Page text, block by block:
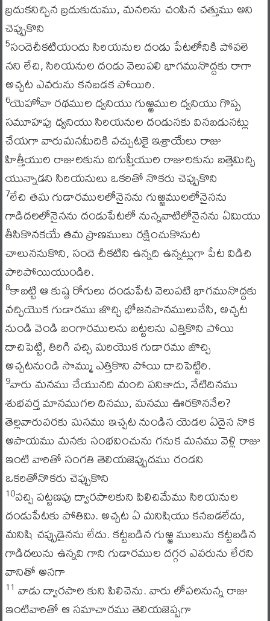
బ్రదుకనిచ్చిన బ్రదుకుదుము, మనలను చంపిన చత్తుము అని
చెప్పుకొని
5సందెచీకటియందు సిరియనుల దండు పేటలోనికి పోవలె
నని లేచి, సిరియనుల దండు వెలుపలి భాగమునొద్దకు రాగా
అచ్చట ఎవరును కనబడక పోయిరి.
6యెహోవా రథముల ధ్వనియు గుఱ్ఱముల ధ్వనియు గొప్ప
సమూహపు ధ్వనియు సిరియనుల దండునకు వినబడునట్లు
చేయగా వారుమనమీదికి వచ్చుటకై ఇశ్రాయేలు రాజు
హిత్తీయుల రాజులకును ఐగుప్తీయుల రాజులకును బత్తెమిచ్చి
యున్నాడని సిరియనులు ఒకరితో నొకరు చెప్పుకొని
7లేచి తమ గుడారములలోనైనను గుఱ్ఱములలోనైనను
గాడిదలలోనైనను దండుపేటలో నున్నవాటిలోనైనను ఏమియు
తీసికొనకయే తమ ప్రాణములు రక్షించుకొనుట
చాలుననుకొని, సందె చీకటిని ఉన్నది ఉన్నట్లుగా పేట విడిచి
పారిపోయియుండిరి.
8కాబట్టి ఆ కుష్ఠ రోగులు దండుపేట వెలుపటి భాగమునొద్దకు
వచ్చియొక గుడారము జొచ్చి భోజనపానములుచేసి, అచ్చట
నుండి వెండి బంగారములను బట్టలను ఎత్తికొని పోయి
దాచిపెట్టి, తిరిగి వచ్చి మరియొక గుడారము జొచ్చి
అచ్చటనుండి సొమ్ము ఎత్తికొని పోయి దాచిపెట్టిరి.
9వారు మనము చేయునది మంచి పనికాదు, నేటిదినము
శుభవర్త మానముగల దినము, మనము ఊరకొననేల?
తెల్లవారువరకు మనము ఇచ్చట నుండిన యెడల ఏదైన నొక
అపాయము మనకు సంభవించును గనుక మనము వెళ్లి రాజు
ఇంటి వారితో సంగతి తెలియజెప్పుదము రండని
ఒకరితోనొకరు చెప్పుకొని
10వచ్చి పట్టణపు ద్వారపాలకుని పిలిచిమేము సిరియనుల
దండుపేటకు పోతివిు. అచ్చట ఏ మనిషియు కనబడలేదు,
మనిషి చప్పుడైనను లేదు. కట్టబడిన గుఱ్ఱ ములును కట్టబడిన
గాడిదలును ఉన్నవి గాని గుడారముల దగ్గర ఎవరును లేరని
వానితో అనగా
11 వాడు ద్వారపాల కుని పిలిచెను. వారు లోపలనున్న రాజు
ఇంటివారితో ఆ సమాచారము తెలియజెప్పగా